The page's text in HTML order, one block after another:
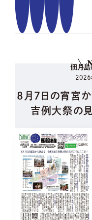
佃月
2026
8月7日の宵宮
吉例大祭の見